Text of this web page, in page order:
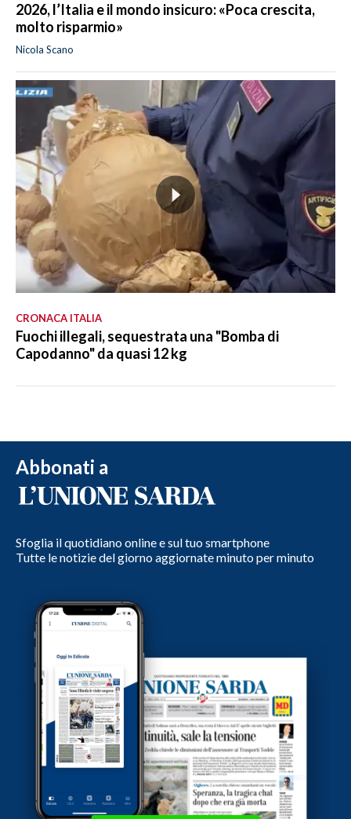
2026, l’Italia e il mondo insicuro: «Poca crescita,
molto risparmio»
Nicola Scano
CRONACA ITALIA
Fuochi illegali, sequestrata una "Bomba di
Capodanno" da quasi 12 kg
Abbonati a
Sfoglia il quotidiano online e sul tuo smartphone
Tutte le notizie del giorno aggiornate minuto per minuto